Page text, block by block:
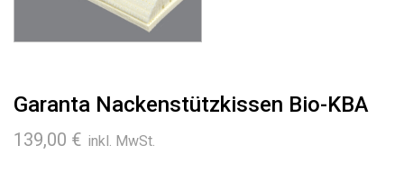
Garanta Nackenstützkissen Bio-KBA
139,00 € inkl. MwSt.